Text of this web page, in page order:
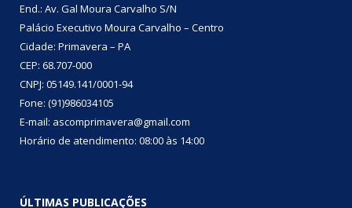
End.: Av. Gal Moura Carvalho S/N
Palácio Executivo Moura Carvalho – Centro
Cidade: Primavera – PA
CEP: 68.707-000
CNPJ: 05149.141/0001-94
Fone: (91)986034105
E-mail: ascomprimavera@gmail.com
Horário de atendimento: 08:00 às 14:00
ÚLTIMAS PUBLICAÇÕES